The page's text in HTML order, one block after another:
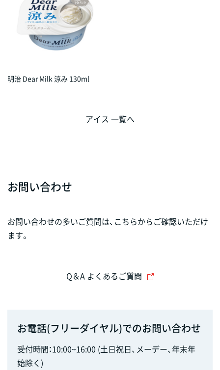
明治 Dear Milk 涼み 130ml
アイス 一覧へ
お問い合わせ
お問い合わせの多いご質問は、こちらからご確認いただけ
ます。
Q＆A よくあるご質問
お電話(フリーダイヤル)でのお問い合わせ
受付時間：10:00~16:00 (土日祝日、メーデー、年末年
始除く)